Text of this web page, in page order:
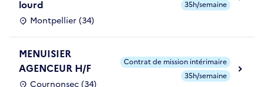
lourd
Montpellier (34)
35h/semaine
MENUISIER
AGENCEUR H/F
Contrat de mission intérimaire
35h/semaine